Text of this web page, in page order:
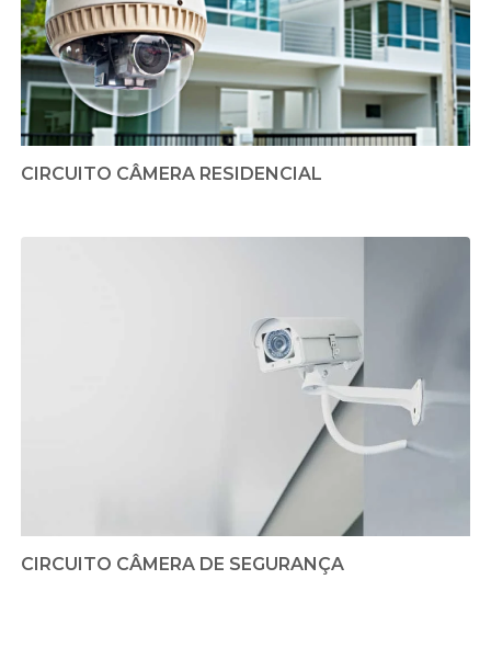
CIRCUITO CÂMERA RESIDENCIAL
CIRCUITO CÂMERA DE SEGURANÇA